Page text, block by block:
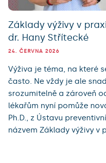
Základy výživy v
dr. Hany Střítecké
24. ČERVNA 2026
Výživa je téma, na které
často. Ne vždy je ale
srozumitelně a zároveň
lékařům nyní pomůže
Ph.D., z Ústavu
názvem Základy výživy v